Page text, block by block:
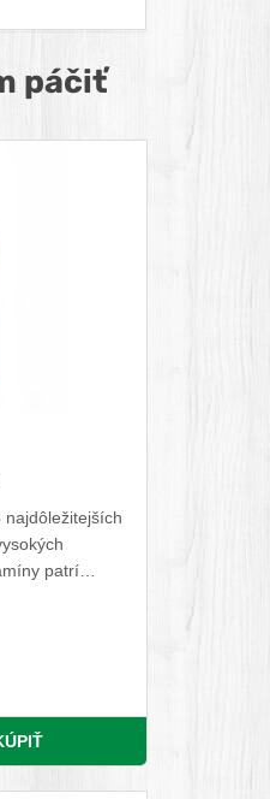
páčiť
patrí
prispieva k
B2
dôležité